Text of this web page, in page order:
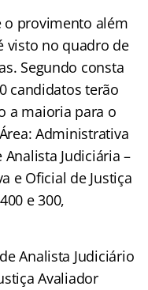
provimento além
visto no quadro de
Segundo consta
candidatos terão
a maioria para o
Administrativa
Judiciária –
e Oficial de Justiça
e 300,
Analista Judiciário
Avaliador